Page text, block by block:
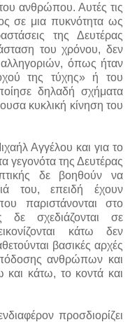
ανθρώπου. Αυτές τις
σε μια πυκνότητα ως
της Δευτέρας
του χρόνου, δεν
όπως ήταν
της τύχης» ή του
δηλαδή σχήματα
κυκλική κίνηση του
Αγγέλου και για το
γεγονότα της Δευτέρας
δε βοηθούν να
του, επειδή έχουν
παριστάνονται στο
σχεδιάζονται σε
κάτω δεν
βασικές αρχές
ανθρώπων και
και κάτω, το κοντά και
προσδιορίζει